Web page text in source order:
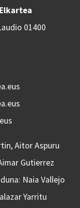
01400
Aitor Aspuru
Gutierrez
Naia Vallejo
Yarritu